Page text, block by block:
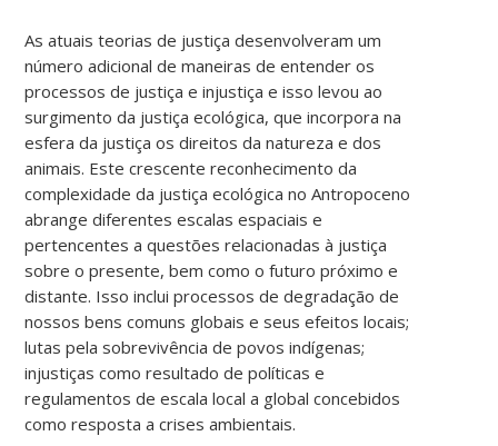
As atuais teorias de justiça desenvolveram um
número adicional de maneiras de entender os
processos de justiça e injustiça e isso levou ao
surgimento da justiça ecológica, que incorpora na
esfera da justiça os direitos da natureza e dos
animais. Este crescente reconhecimento da
complexidade da justiça ecológica no Antropoceno
abrange diferentes escalas espaciais e
pertencentes a questões relacionadas à justiça
sobre o presente, bem como o futuro próximo e
distante. Isso inclui processos de degradação de
nossos bens comuns globais e seus efeitos locais;
lutas pela sobrevivência de povos indígenas;
injustiças como resultado de políticas e
regulamentos de escala local a global concebidos
como resposta a crises ambientais.